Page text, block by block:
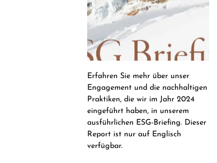
Erfahren Sie mehr über unser
Engagement und die nachhaltigen
Praktiken, die wir im Jahr 2024
eingeführt haben, in unserem
ausführlichen ESG-Briefing. Dieser
Report ist nur auf Englisch
verfügbar.